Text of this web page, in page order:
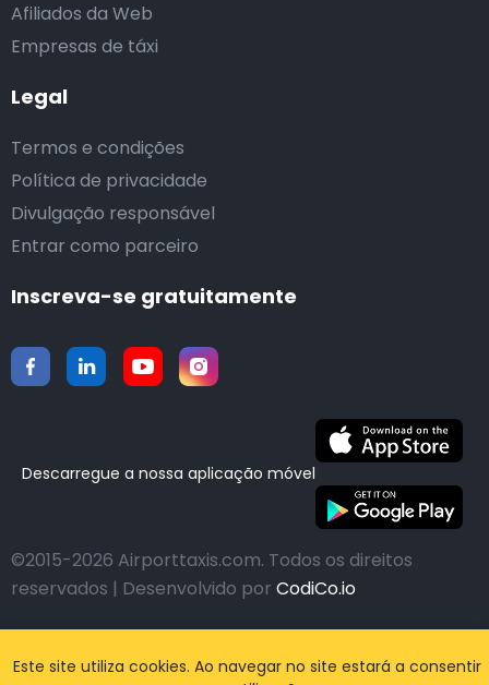
Afiliados da Web
Empresas de táxi
Legal
Termos e condições
Política de privacidade
Divulgação responsável
Entrar como parceiro
Inscreva-se gratuitamente
Descarregue a nossa aplicação móvel
©2015-2026 Airporttaxis.com. Todos os direitos
reservados | Desenvolvido por CodiCo.io
Este site utiliza cookies. Ao navegar no site estará a consentir